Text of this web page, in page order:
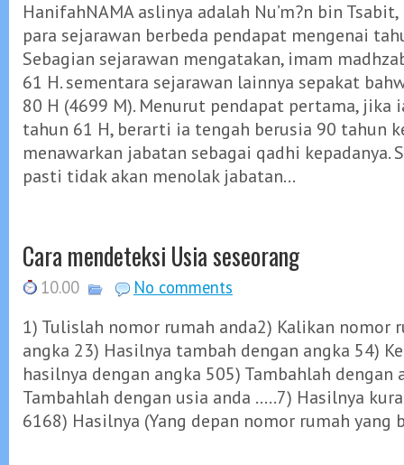
HanifahNAMA aslinya adalah Nu’m?n bin
para sejarawan berbeda pendapat mengenai
Sebagian sejarawan mengatakan, imam
61 H. sementara sejarawan lainnya sepakat
80 H (4699 M). Menurut pendapat pertama, jika
tahun 61 H, berarti ia tengah berusia 90 tahun
menawarkan jabatan sebagai qadhi kepadanya.
pasti tidak akan menolak jabatan...
Cara mendeteksi Usia seseorang
10.00 No comments
1) Tulislah nomor rumah anda2) Kalikan nomor
angka 23) Hasilnya tambah dengan angka 54)
hasilnya dengan angka 505) Tambahlah dengan
Tambahlah dengan usia anda .....7) Hasilnya
6168) Hasilnya (Yang depan nomor rumah yang